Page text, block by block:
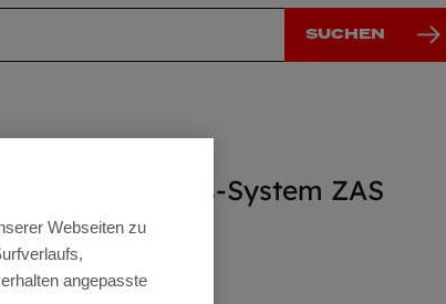
SUCHEN
Ziegel-Anreiss-System ZAS
974001
€
Webseiten zu
angepasste